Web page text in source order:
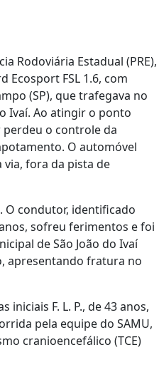
Rodoviária Estadual (PRE),
Ecosport FSL 1.6, com
(SP), que trafegava no
Ivaí. Ao atingir o ponto
o controle da
O automóvel
fora da pista de
O condutor, identificado
anos, sofreu ferimentos e foi
de São João do Ivaí
apresentando fratura no
iniciais F. L. P., de 43 anos,
pela equipe do SAMU,
cranioencefálico (TCE)